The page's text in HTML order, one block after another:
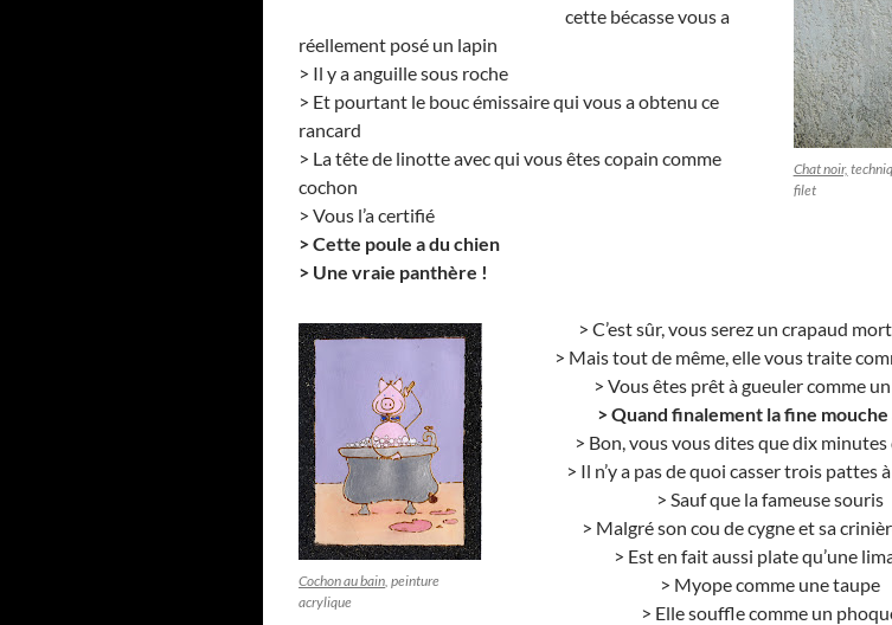
Chat noir,
filet
cette bécasse vous a
réellement posé un lapin
> Il y a anguille sous roche
> Et pourtant le bouc émissaire qui vous a obtenu ce
rancard
> La tête de linotte avec qui vous êtes copain comme
cochon
> Vous l’a certifié
> Cette poule a du chien
> Une vraie panthère !
Cochon au bain , peinture
acrylique
> C’est sûr, vous serez un crapaud
> Mais tout de même, elle vous traite
> Vous êtes prêt à gueuler comme
> Quand finalement la fine
> Bon, vous vous dites que dix
> Il n’y a pas de quoi casser trois pattes
> Sauf que la fameuse souris
> Malgré son cou de cygne et sa
> Est en fait aussi plate qu’une
> Myope comme une taupe
> Elle souffle comme un